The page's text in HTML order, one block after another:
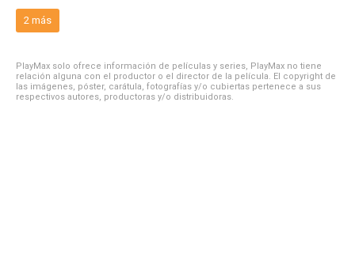
2 más
PlayMax solo ofrece información de películas y series, PlayMax no tiene
relación alguna con el productor o el director de la película. El copyright de
las imágenes, póster, carátula, fotografías y/o cubiertas pertenece a sus
respectivos autores, productoras y/o distribuidoras.